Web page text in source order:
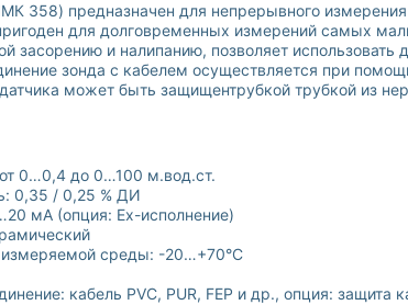
358) предназначен для непрерывного
для долговременных измерений самых
засорению и налипанию, позволяет
зонда с кабелем осуществляется при
может быть защищентрубкой трубкой из
0…0,4 до 0…100 м.вод.ст.
0,35 / 0,25 % ДИ
мA (опция: Ex-исполнение)
среды: -20…+70°C
кабель PVC, PUR, FEP и др., опция: защита